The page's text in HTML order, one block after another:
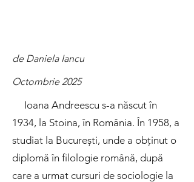
de Daniela Iancu
Octombrie 2025
Ioana Andreescu s-a născut în
1934, la Stoina, în România. În 1958, a
studiat la București, unde a obținut o
diplomă în filologie română, după
care a urmat cursuri de sociologie la